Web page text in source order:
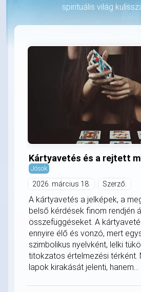
spirituális világ
Kártyavetés és a rejtett
Jósok
2026. március 18. Szerző:
A kártyavetés a jelképek, a
belső kérdések finom rendjén
összefüggéseket. A
ennyire élő és vonzó, mert
szimbolikus nyelvként, lelki
titokzatos értelmezési térként.
lapok kirakását jelenti, hanem...